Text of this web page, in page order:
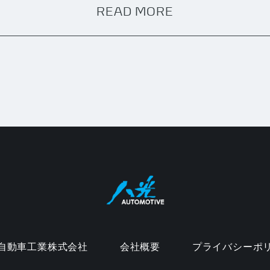
READ MORE
動車工業株式会社 会社概要 プライバシーポ